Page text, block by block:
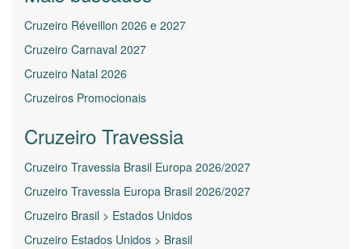
Cruzeiro Réveillon 2026 e 2027
Cruzeiro Carnaval 2027
Cruzeiro Natal 2026
Cruzeiros Promocionais
Cruzeiro Travessia
Cruzeiro Travessia Brasil Europa 2026/2027
Cruzeiro Travessia Europa Brasil 2026/2027
Cruzeiro Brasil > Estados Unidos
Cruzeiro Estados Unidos > Brasil